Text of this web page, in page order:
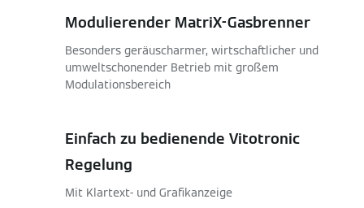
Modulierender MatriX-Gasbrenner
Besonders geräuscharmer, wirtschaftlicher und
umweltschonender Betrieb mit großem
Modulationsbereich
Einfach zu bedienende Vitotronic
Regelung
Mit Klartext- und Grafikanzeige